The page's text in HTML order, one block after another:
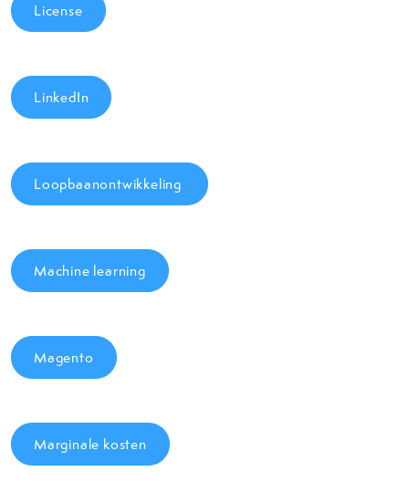
License
LinkedIn
Loopbaanontwikkeling
Machine learning
Magento
Marginale kosten